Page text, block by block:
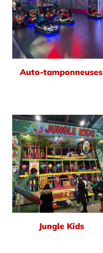
Auto-tamponneuses
Jungle Kids